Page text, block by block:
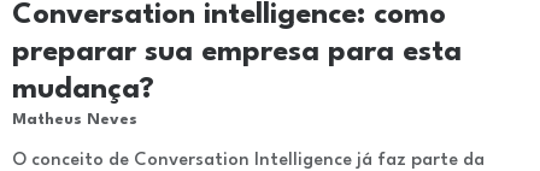
Conversation intelligence: como
preparar sua empresa para esta
mudança?
Matheus Neves
O conceito de Conversation Intelligence já faz parte da